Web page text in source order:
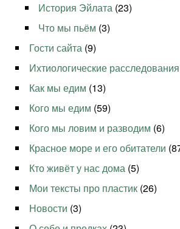
История Эйлата (23)
Что мы пьём (3)
Гости сайта (9)
Ихтиологические расследования
Как мы едим (13)
Кого мы едим (59)
Кого мы ловим и разводим (6)
Красное море и его обитатели
Кто живёт у нас дома (5)
Мои тексты про пластик (26)
Новости (3)